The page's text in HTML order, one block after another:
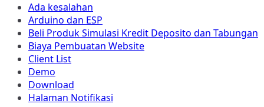
Ada kesalahan
Arduino dan ESP
Beli Produk Simulasi Kredit Deposito dan Tabungan
Biaya Pembuatan Website
Client List
Demo
Download
Halaman Notifikasi